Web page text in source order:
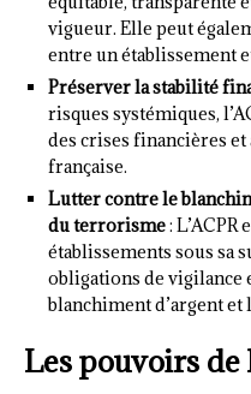
vigueur. Elle peut
entre un établissement
Préserver la stabilité
risques systémiques,
des crises financières
française.
Lutter contre le
du terrorisme:
établissements sous sa
obligations de vigilance
blanchiment d’argent
Les pouvoirs de